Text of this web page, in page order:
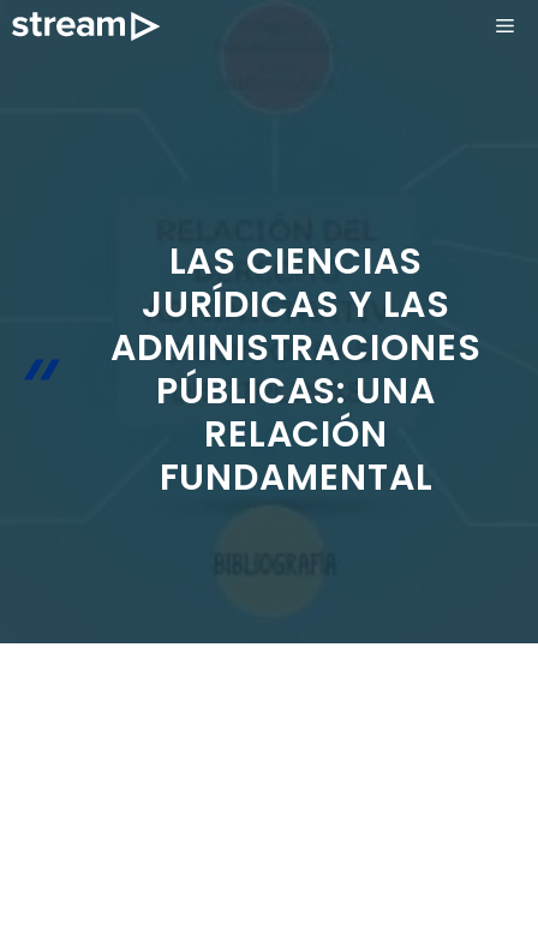
Saltar
LAS CIENCIAS
JURÍDICAS Y LAS
ADMINISTRACIONES
PÚBLICAS: UNA
RELACIÓN
FUNDAMENTAL